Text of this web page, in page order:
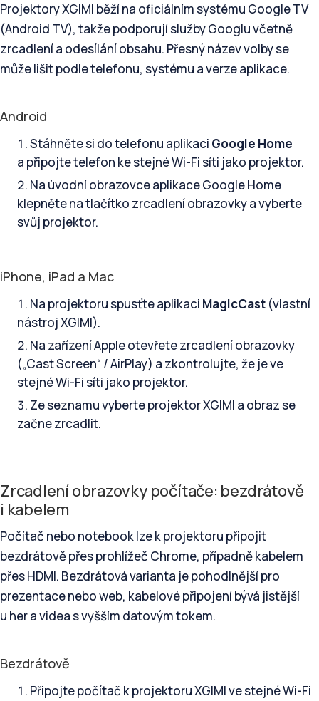
Projektory XGIMI běží na oficiálním systému Google TV
(Android TV), takže podporují služby Googlu včetně
zrcadlení a odesílání obsahu. Přesný název volby se
může lišit podle telefonu, systému a verze aplikace.
Android
Stáhněte si do telefonu aplikaci Google Home
a připojte telefon ke stejné Wi-Fi síti jako projektor.
Na úvodní obrazovce aplikace Google Home
klepněte na tlačítko zrcadlení obrazovky a vyberte
svůj projektor.
iPhone, iPad a Mac
Na projektoru spusťte aplikaci MagicCast(vlastní
nástroj XGIMI).
Na zařízení Apple otevřete zrcadlení obrazovky
(„Cast Screen“ / AirPlay) a zkontrolujte, že je ve
stejné Wi-Fi síti jako projektor.
Ze seznamu vyberte projektor XGIMI a obraz se
začne zrcadlit.
Zrcadlení obrazovky počítače: bezdrátově
i kabelem
Počítač nebo notebook lze k projektoru připojit
bezdrátově přes prohlížeč Chrome, případně kabelem
přes HDMI. Bezdrátová varianta je pohodlnější pro
prezentace nebo web, kabelové připojení bývá jistější
u her a videa s vyšším datovým tokem.
Bezdrátově
Připojte počítač k projektoru XGIMI ve stejné Wi-Fi